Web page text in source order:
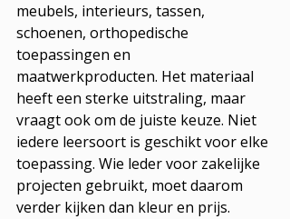
meubels, interieurs, tassen,
schoenen, orthopedische
toepassingen en
maatwerkproducten. Het materiaal
heeft een sterke uitstraling, maar
vraagt ook om de juiste keuze. Niet
iedere leersoort is geschikt voor elke
toepassing. Wie leder voor zakelijke
projecten gebruikt, moet daarom
verder kijken dan kleur en prijs.